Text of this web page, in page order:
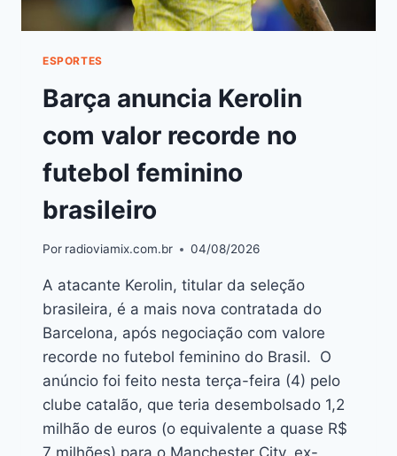
ESPORTES
Barça anuncia Kerolin
com valor recorde no
futebol feminino
brasileiro
Por radioviamix.com.br 04/08/2026
A atacante Kerolin, titular da seleção
brasileira, é a mais nova contratada do
Barcelona, após negociação com valore
recorde no futebol feminino do Brasil. O
anúncio foi feito nesta terça-feira (4) pelo
clube catalão, que teria desembolsado 1,2
milhão de euros (o equivalente a quase R$